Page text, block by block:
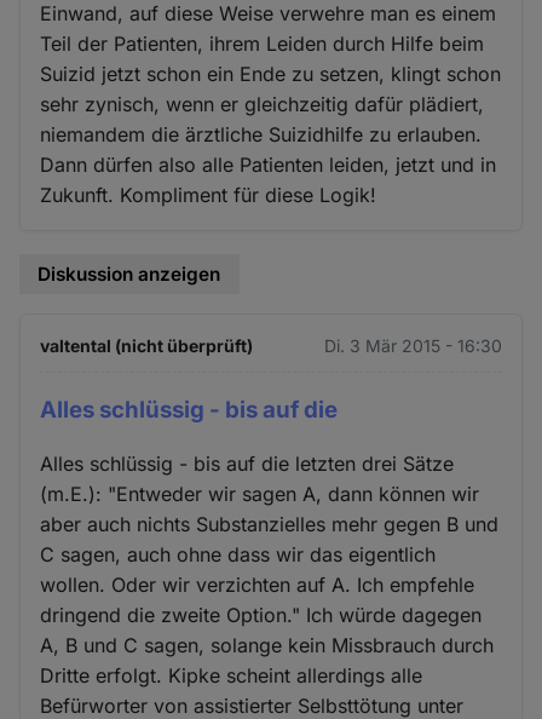
Einwand, auf diese Weise verwehre man es einem
Teil der Patienten, ihrem Leiden durch Hilfe beim
Suizid jetzt schon ein Ende zu setzen, klingt schon
sehr zynisch, wenn er gleichzeitig dafür plädiert,
niemandem die ärztliche Suizidhilfe zu erlauben.
Dann dürfen also alle Patienten leiden, jetzt und in
Zukunft. Kompliment für diese Logik!
Diskussion anzeigen
valtental (nicht überprüft) Di. 3 Mär 2015 - 16:30
Alles schlüssig - bis auf die
Alles schlüssig - bis auf die letzten drei Sätze
(m.E.): "Entweder wir sagen A, dann können wir
aber auch nichts Substanzielles mehr gegen B und
C sagen, auch ohne dass wir das eigentlich
wollen. Oder wir verzichten auf A. Ich empfehle
dringend die zweite Option." Ich würde dagegen
A, B und C sagen, solange kein Missbrauch durch
Dritte erfolgt. Kipke scheint allerdings alle
Befürworter von assistierter Selbsttötung unter